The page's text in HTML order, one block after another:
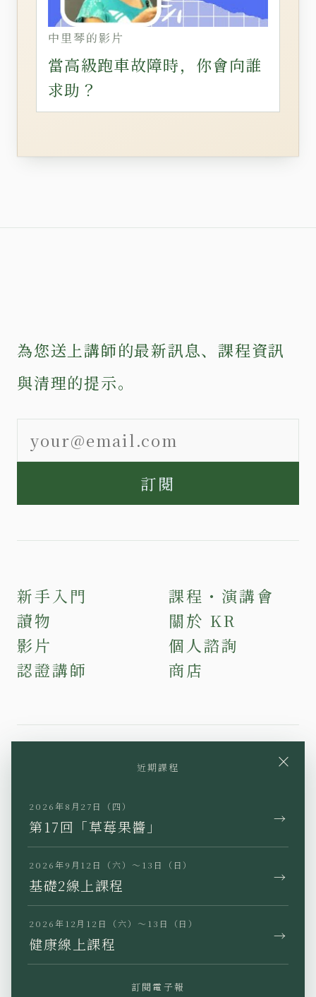
中里琴的影片
當高級跑車故障時，你會向誰
求助？
為您送上講師的最新訊息、課程資訊
與清理的提示。
訂閱
新手入門
讀物
影片
認證講師
課程・演講會
關於 KR
個人諮詢
商店
Instagram
Facebook
TikTok
JP EN KR TW
×
近期課程
2026年8月27日（四）
第17回「草莓果醬」 →
2026年9月12日（六）～13日（日）
基礎2線上課程 →
2026年12月12日（六）～13日（日）
健康線上課程 →
訂閱電子報